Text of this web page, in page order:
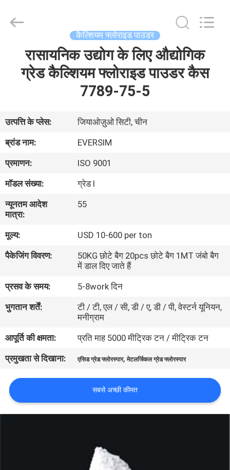
वीडियो
बारे
में
कारखाने
का
दौरा
गुणवत्ता
नियंत्रण
हमसे
संपर्क
करें
समाचार
Imp.&Exp.Co.,Ltd.
कैल्शियम फ्लोराइड पाउडर
रासायनिक उद्योग के लिए औद्योगिक
ग्रेड कैल्शियम फ्लोराइड पाउडर कैस
7789-75-5
उत्पत्ति के प्लेस:
जियाओज़ुओ सिटी, चीन
ब्रांड नाम:
EVERSIM
प्रमाणन:
ISO 9001
मॉडल संख्या:
ग्रेड I
न्यूनतम आदेश
मात्रा:
55
मूल्य:
USD 10-600 per ton
पैकेजिंग विवरण:
50KG छोटे बैग 20pcs छोटे बैग 1MT जंबो बैग
में डाल दिए जाते हैं
प्रसव के समय:
5-8work दिन
भुगतान शर्तें:
टी / टी, एल / सी, डी / ए, डी / पी, वेस्टर्न यूनियन,
मनीग्राम
आपूर्ति की क्षमता:
प्रति माह 5000 मीट्रिक टन / मीट्रिक टन
प्रमुखता से दिखाना:
एसिड ग्रेड फ्लोरस्पार,मेटलर्जिकल ग्रेड फ्लोरस्पार
सबसे अच्छी कीमत